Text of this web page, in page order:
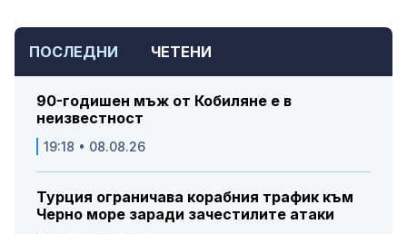
ПОСЛЕДНИ ЧЕТЕНИ
90-годишен мъж от Кобиляне е в
неизвестност
19:18 • 08.08.26
Турция ограничава корабния трафик към
Черно море заради зачестилите атаки